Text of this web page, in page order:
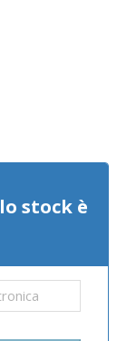
stock è